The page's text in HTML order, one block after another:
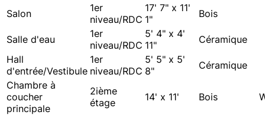
Salon
1er
niveau/RDC
17' 7" x 11'
1"
Bois
Salle d'eau
1er
niveau/RDC
5' 4" x 4'
11"
Céramique
Hall
d'entrée/Vestibule
1er
niveau/RDC
5' 5" x 5'
8"
Céramique
Chambre à
coucher
principale
2ième
étage
14' x 11' Bois